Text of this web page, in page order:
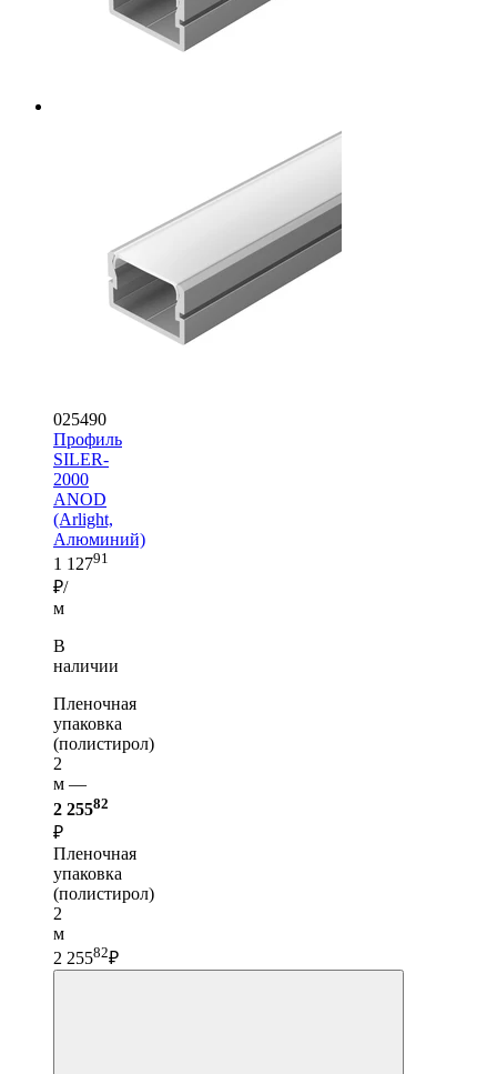
025490
Профиль
SILER-
2000
ANOD
(Arlight,
Алюминий)
1 12791
₽/
м
В
наличии
Пленочная
упаковка
(полистирол)
2
м —
2 25582
₽
Пленочная
упаковка
(полистирол)
2
м
2 25582₽